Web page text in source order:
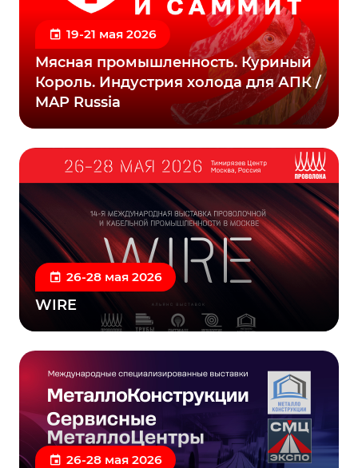
19-21 мая 2026
Мясная промышленность. Куриный
Король. Индустрия холода для АПК /
MAP Russia
26-28 мая 2026
WIRE
26-28 мая 2026